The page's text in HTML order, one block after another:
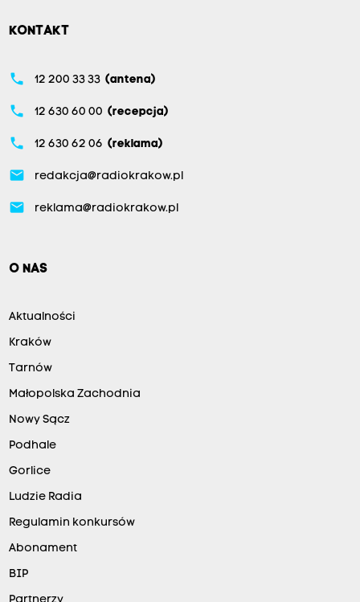
KONTAKT
phone 12 200 33 33 (antena)
phone 12 630 60 00 (recepcja)
phone 12 630 62 06 (reklama)
email redakcja@radiokrakow.pl
email reklama@radiokrakow.pl
O NAS
Aktualności
Kraków
Tarnów
Małopolska Zachodnia
Nowy Sącz
Podhale
Gorlice
Ludzie Radia
Regulamin konkursów
Abonament
BIP